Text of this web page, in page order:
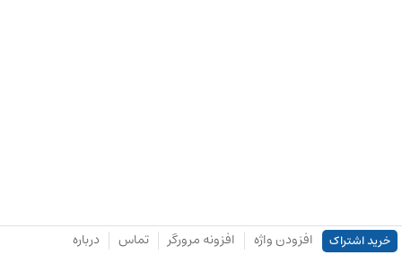
خرید اشتراک افزودن واژه افزونه مرورگر تماس درباره